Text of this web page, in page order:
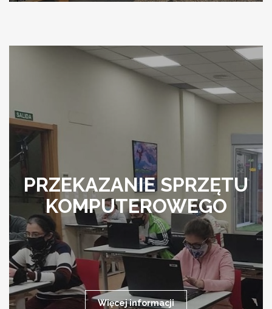
PRZEKAZANIE SPRZĘTU
KOMPUTEROWEGO
Więcej informacji